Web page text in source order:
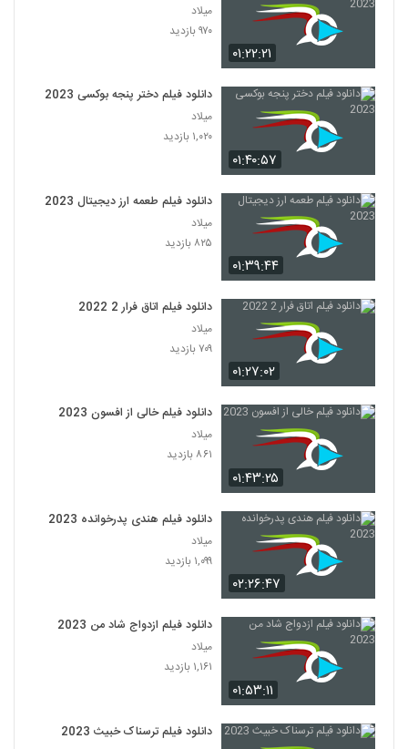
۰۱:۲۲:۲۱
میلاد
۹۷۰ بازدید
۰۱:۴۰:۵۷
دانلود فیلم دختر پنجه بوکسی 2023
میلاد
۱,۰۲۰ بازدید
۰۱:۳۹:۴۴
دانلود فیلم طعمه ارز دیجیتال 2023
میلاد
۸۲۵ بازدید
۰۱:۲۷:۰۲
دانلود فیلم اتاق فرار 2 2022
میلاد
۷۰۹ بازدید
۰۱:۴۳:۲۵
دانلود فیلم خالی از افسون 2023
میلاد
۸۶۱ بازدید
۰۲:۲۶:۴۷
دانلود فیلم هندی پدرخوانده 2023
میلاد
۱,۰۹۹ بازدید
۰۱:۵۳:۱۱
دانلود فیلم ازدواج شاد من 2023
میلاد
۱,۱۶۱ بازدید
دانلود فیلم ترسناک خبیث 2023